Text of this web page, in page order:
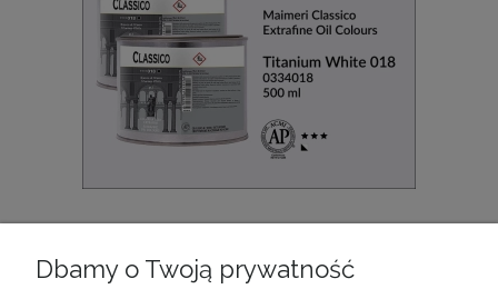
White 018, opak. 500 ml
Dbamy o Twoją prywatność